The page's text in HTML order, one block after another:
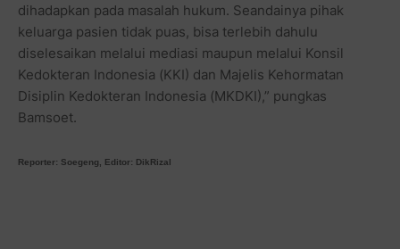
dihadapkan pada masalah hukum. Seandainya pihak
keluarga pasien tidak puas, bisa terlebih dahulu
diselesaikan melalui mediasi maupun melalui Konsil
Kedokteran Indonesia (KKI) dan Majelis Kehormatan
Disiplin Kedokteran Indonesia (MKDKI),” pungkas
Bamsoet.
Reporter: Soegeng, Editor: DikRizal